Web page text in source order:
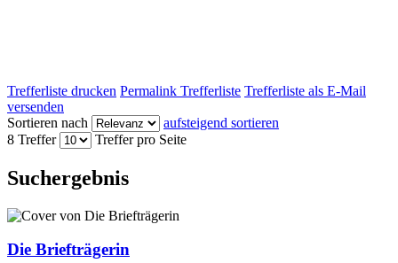
Trefferliste drucken Permalink Trefferliste Trefferliste als E-Mail
versenden
Sortieren nach
aufsteigend sortieren
8 Treffer
Treffer pro Seite
Suchergebnis
Die Briefträgerin